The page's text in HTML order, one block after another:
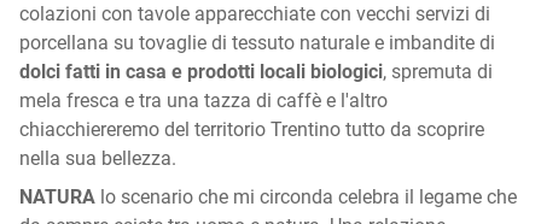
colazioni con tavole apparecchiate con vecchi servizi di
porcellana su tovaglie di tessuto naturale e imbandite di
dolci fatti in casa e prodotti locali biologici, spremuta di
mela fresca e tra una tazza di caffè e l'altro
chiacchiereremo del territorio Trentino tutto da scoprire
nella sua bellezza.
NATURA lo scenario che mi circonda celebra il legame che